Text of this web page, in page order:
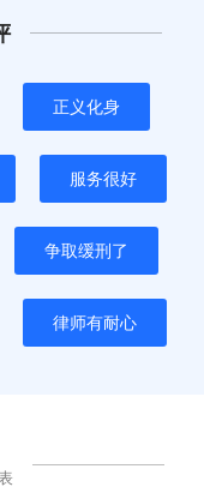
正义化身
服务很好
争取缓刑了
律师有耐心